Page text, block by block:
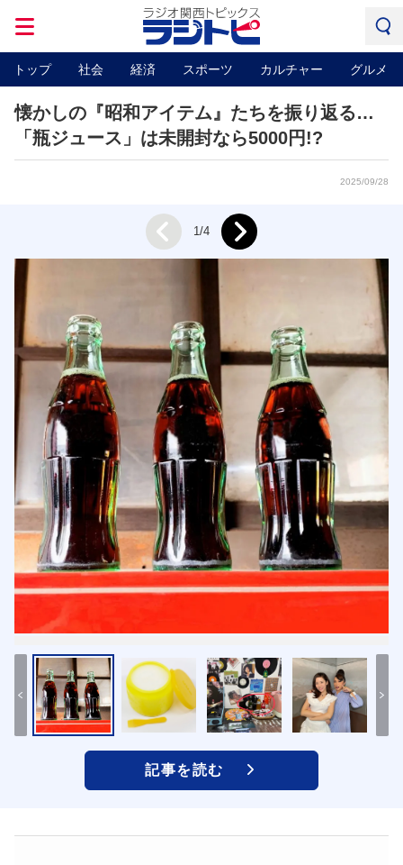
トップ 社会 経済 スポーツ カルチャー グルメ
懐かしの『昭和アイテム』たちを振り返る…
「瓶ジュース」は未開封なら5000円!?
2025/09/28
Prev 1/4 Next
記事を読む